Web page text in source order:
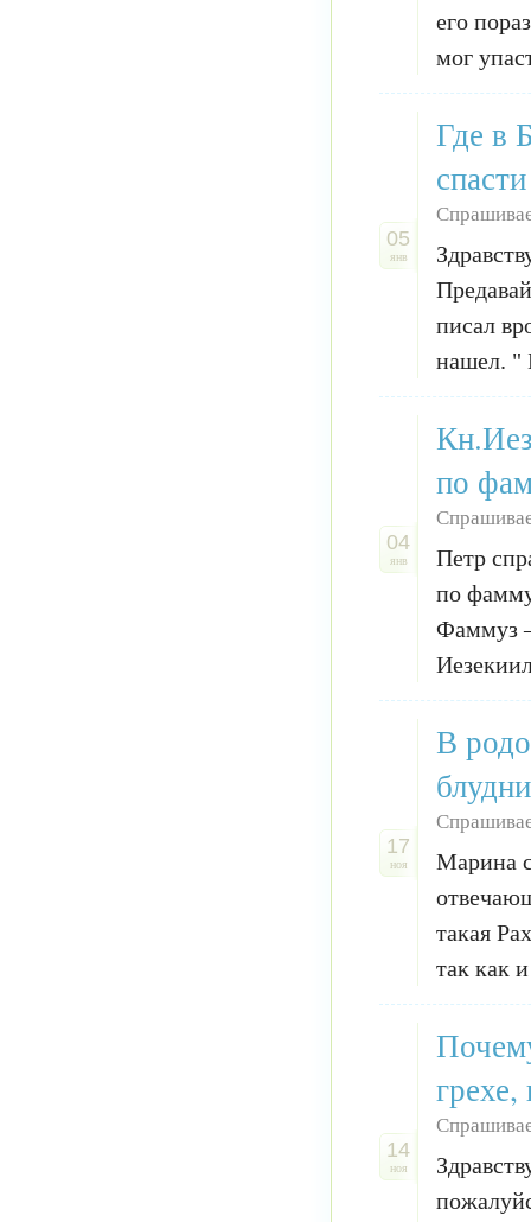
его
мог
05
янв
Где в
писал
нашел. "
04
янв
по
Петр
по
Фаммуз
17
ноя
В
Марина
такая
так как
14
ноя